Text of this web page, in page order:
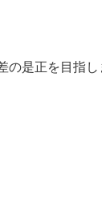
是正を目指し